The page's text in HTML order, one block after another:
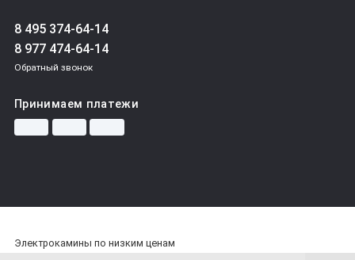
8 495 374-64-14
8 977 474-64-14
Обратный звонок
Принимаем платежи
Электрокамины по низким ценам